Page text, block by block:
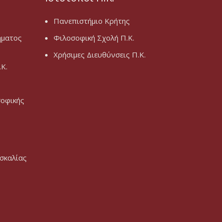
Πανεπιστήμιο Κρήτης
Φιλοσοφική Σχολή Π.Κ.
Χρήσιμες Διευθύνσεις Π.Κ.